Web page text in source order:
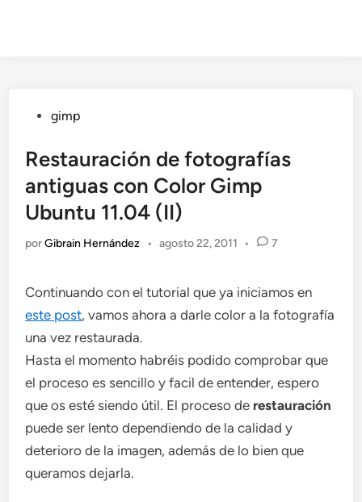
Publicado
gimp
Restauración de fotografías
antiguas con Color Gimp
Ubuntu 11.04 (II)
porGibrain Hernández • agosto 22, 2011 • 7
Continuando con el tutorial que ya iniciamos en
este post, vamos ahora a darle color a la fotografía
una vez restaurada.
Hasta el momento habréis podido comprobar que
el proceso es sencillo y facil de entender, espero
que os esté siendo útil. El proceso de restauración
puede ser lento dependiendo de la calidad y
deterioro de la imagen, además de lo bien que
queramos dejarla.